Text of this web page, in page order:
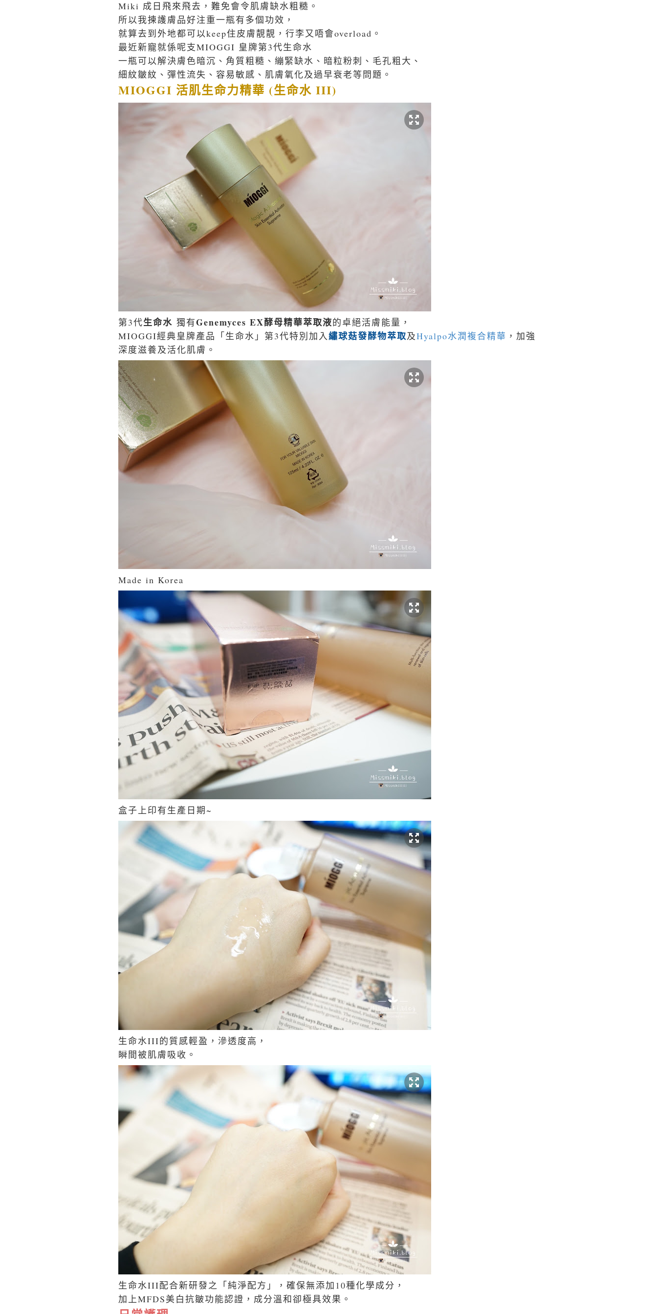
Miki 成日飛來飛去，難免會令肌膚缺水粗糙。
所以我揀護膚品好注重一瓶有多個功效，
就算去到外地都可以keep住皮膚靚靚，行李又唔會overload。
最近新寵就係呢支MIOGGI 皇牌第3代生命水
一瓶可以解決膚色暗沉、角質粗糙、 繃緊缺水、暗粒粉刺、毛孔粗大、
細紋皺紋、彈性流失、容易敏感、 肌膚氧化及過早衰老等問題。
MIOGGI 活肌生命力精華 (生命水 III)
第3代生命水 獨有Genemyces EX酵母精華萃取液的卓絕活膚能量，
MIOGGI經典皇牌產品「生命水」第3代特別加入繡球菇發酵物萃取及Hyalpo水潤複合精華 ，加強
深度滋養及活化肌膚。
Made in Korea
盒子上印有生產日期~
生命水III的質感輕盈，滲透度高，
瞬間被肌膚吸收。
生命水III配合新研發之「純淨配方」，確保無添加10種化學成分，
加上MFDS美白抗皺功能認證，成分溫和卻極具效果。